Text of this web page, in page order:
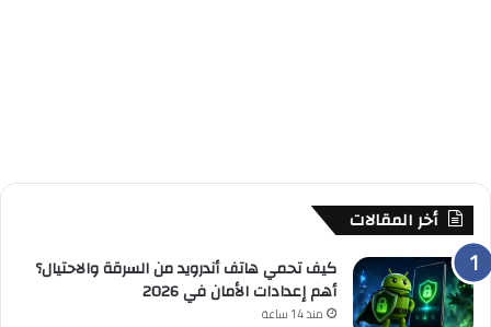
أخر المقالات
كيف تحمي هاتف أندرويد من السرقة والاحتيال؟
أهم إعدادات الأمان في 2026
منذ 14 ساعة